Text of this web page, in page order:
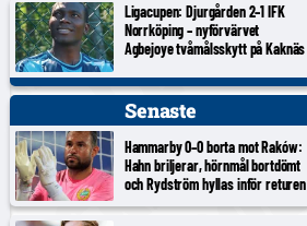
Ligacupen: Djurgården 2–1 IFK
Norrköping – nyförvärvet
Agbejoye tvåmålsskytt på Kaknäs
Senaste
Hammarby 0–0 borta mot Raków:
Hahn briljerar, hörnmål bortdömt
och Rydström hyllas inför returen